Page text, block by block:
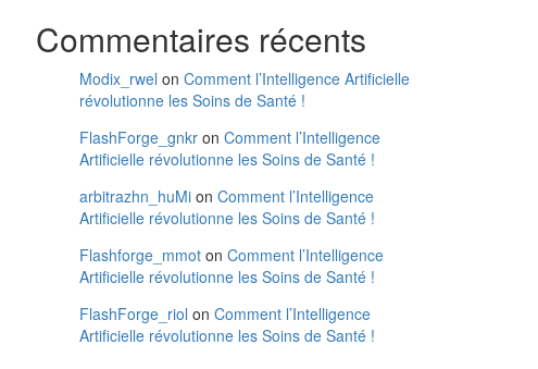
Commentaires récents
Modix_rwel on Comment l’Intelligence Artificielle
révolutionne les Soins de Santé !
FlashForge_gnkr on Comment l’Intelligence
Artificielle révolutionne les Soins de Santé !
arbitrazhn_huMi on Comment l’Intelligence
Artificielle révolutionne les Soins de Santé !
Flashforge_mmot on Comment l’Intelligence
Artificielle révolutionne les Soins de Santé !
FlashForge_riol on Comment l’Intelligence
Artificielle révolutionne les Soins de Santé !